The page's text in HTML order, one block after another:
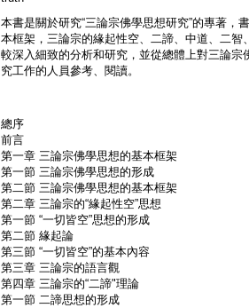
本書是關於研究“三論宗佛學思想研究”的專著
本框架，三論宗的緣起性空、二諦、中道、二
較深入細致的分析和研究，並從總體上對三論
究工作的人員參考、閱讀。
總序
前言
第一章 三論宗佛學思想的基本框架
第一節 三論宗佛學思想的形成
第二節 三論宗佛學思想的基本框架
第二章 三論宗的“緣起性空”思想
第一節 “一切皆空”思想的形成
第二節 緣起論
第三節 “一切皆空”的基本內容
第三章 三論宗的語言觀
第四章 三論宗的“二諦"理論
第一節 二諦思想的形成